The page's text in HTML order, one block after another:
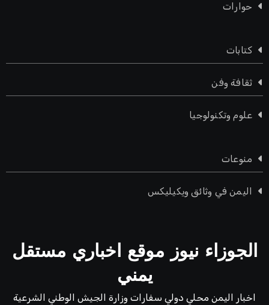
حوارات
كتابات
ثقافة وفن
علوم وتكنولوجيا
منوعات
اليمن في وثائق ويكيليكس
الجوزاء نيوز موقع اخباري مستقل
يمني
اخبار اليمن محلي دولي سفارات وزارة الجيش الوطني الشرعية